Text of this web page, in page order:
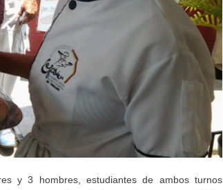
y 3 hombres, estudiantes de ambos turnos